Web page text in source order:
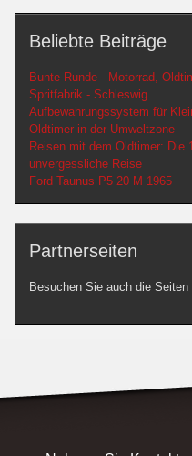
Beliebte Beiträge
Bunte Runde - Motorrad,
Spritfabrik - Schleswig
Aufbewahrungssystem für
Oldtimer in der Umweltzone
Reisen mit dem Oldtimer: Die
unvergessliche Reise
Ford Taunus P5 20 M 1965
Partnerseiten
Besuchen Sie auch die Seiten